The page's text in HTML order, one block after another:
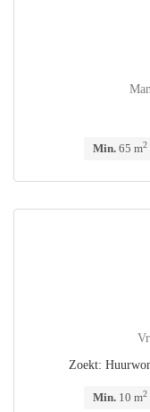
Min. 65 m2
Zoekt:
Min. 10 m2